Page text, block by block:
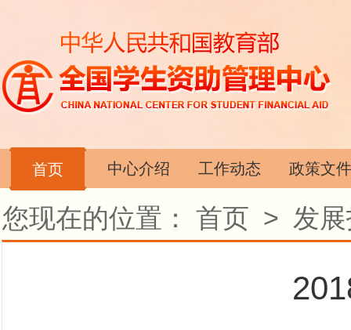
首页 中心介绍 工作动态 政策文件
您现在的位置： 首页 > 发